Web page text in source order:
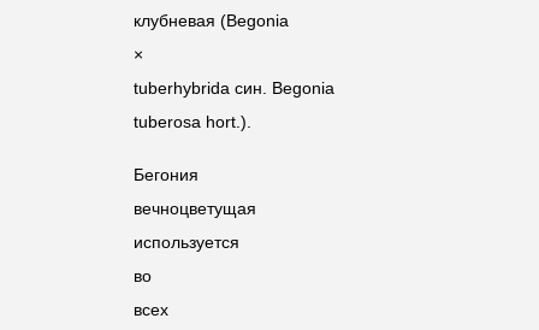
клубневая (Begonia
×
tuberhybridaсин. Begonia
tuberosa hort.).
Бегония
вечноцветущая
используется
во
всех